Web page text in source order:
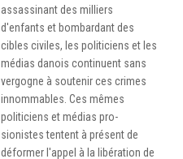
assassinant des milliers
d'enfants et bombardant des
cibles civiles, les politiciens et les
médias danois continuent sans
vergogne à soutenir ces crimes
innommables. Ces mêmes
politiciens et médias pro-
sionistes tentent à présent de
déformer l'appel à la libération de